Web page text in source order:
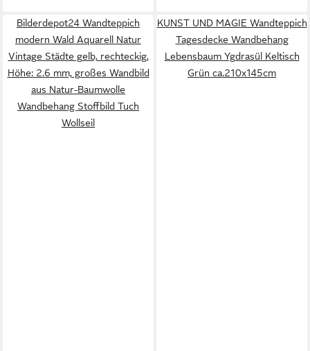
Bilderdepot24 Wandteppich
modern Wald Aquarell Natur
Vintage Städte gelb, rechteckig,
Höhe: 2.6 mm, großes Wandbild
aus Natur-Baumwolle
Wandbehang Stoffbild Tuch
Wollseil
KUNST UND MAGIE Wandteppich
Tagesdecke Wandbehang
Lebensbaum Ygdrasül Keltisch
Grün ca.210x145cm